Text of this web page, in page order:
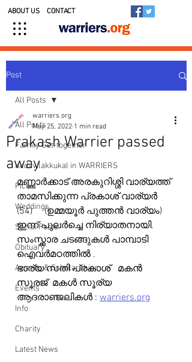
ABOUT US CONTACT
Post
All Posts
Family Get-together
Kedavilakkukal in WARRIERS
Picnic
Weddings
Social Posts
Obituary
Awards & Scholarships
Events
Info
Charity
Latest News
All Posts
Prakash Warrier passed
away
warriers.org
May 25, 2022 1 min read
മണ്ണാർക്കാട് അരകുറിശ്ശി വാര്യത്ത്
താമസിക്കുന്ന പ്രകാശ് വാര്യർ
(54)     (ഉമ്മയൂർ പുത്തൻ വാര്യം)
ഇന്ന് പുലർച്ചെ നിര്യാതനായി.
സംസ്ക്കാര ചടങ്ങുകൾ പാമ്പാടി
ഐവർമഠത്തിൽ .
ഭാര്യ സതി പ്രകാശ്   മകൻ
സൂരജ്  മകൾ സൂര്യ
ആദരാഞ്ജലികൾ : warriers.org